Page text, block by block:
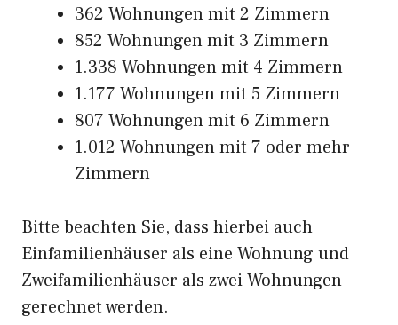
362 Wohnungen mit 2 Zimmern
852 Wohnungen mit 3 Zimmern
1.338 Wohnungen mit 4 Zimmern
1.177 Wohnungen mit 5 Zimmern
807 Wohnungen mit 6 Zimmern
1.012 Wohnungen mit 7 oder mehr
Zimmern
Bitte beachten Sie, dass hierbei auch
Einfamilienhäuser als eine Wohnung und
Zweifamilienhäuser als zwei Wohnungen
gerechnet werden.